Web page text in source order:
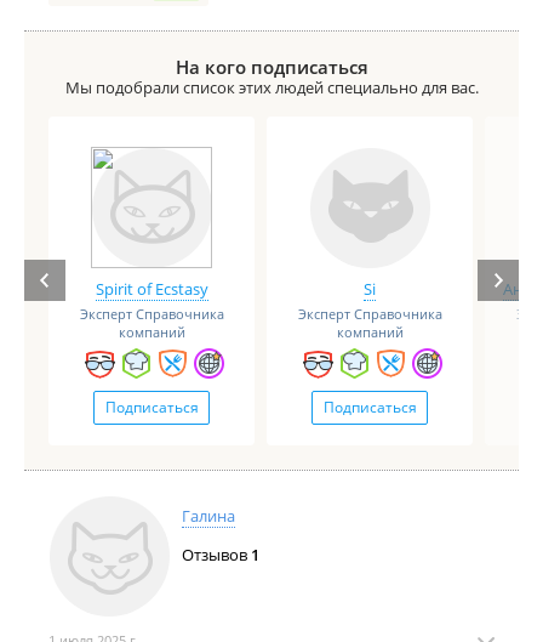
На кого подписаться
Мы подобрали список этих людей специально для вас.
Spirit of Ecstasy
Эксперт Справочника
компаний
Подписаться
Si
Эксперт Справочника
компаний
Подписаться
Галина
Отзывов 1